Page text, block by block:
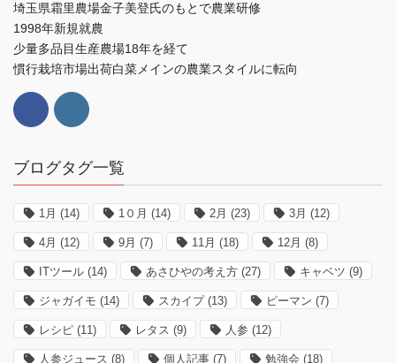
埼玉県霜里農場金子美登氏のもとで農業研修
1998年新規就農
少量多品目生産農場18年を経て
慣行栽培市場出荷白菜メインの農業スタイルに転向
ブログタグ一覧
1月 (14) 1０月 (14) 2月 (23) 3月 (12)
4月 (12) 9月 (7) 11月 (18) 12月 (8)
ITツール (14) あさひやの考え方 (27) キャベツ (9)
ジャガイモ (14) スカイプ(13) ピーマン (7)
レシピ (11) レタス (9) 人参 (12)
人参ジュース (8) 個人記事 (7) 勉強会 (18)